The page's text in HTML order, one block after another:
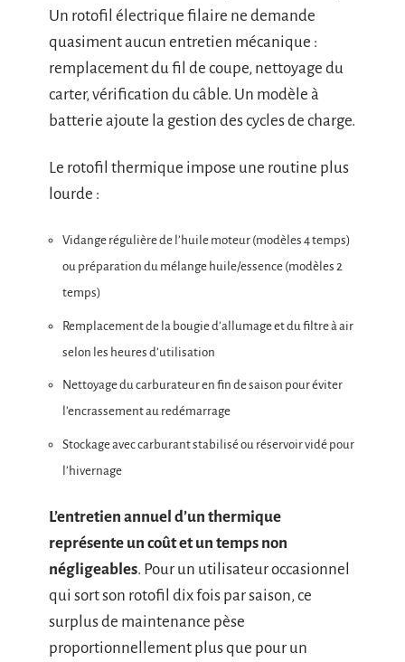
Un rotofil électrique filaire ne demande
quasiment aucun entretien mécanique :
remplacement du fil de coupe, nettoyage du
carter, vérification du câble. Un modèle à
batterie ajoute la gestion des cycles de charge.
Le rotofil thermique impose une routine plus
lourde :
Vidange régulière de l’huile moteur (modèles 4 temps)
ou préparation du mélange huile/essence (modèles 2
temps)
Remplacement de la bougie d’allumage et du filtre à air
selon les heures d’utilisation
Nettoyage du carburateur en fin de saison pour éviter
l’encrassement au redémarrage
Stockage avec carburant stabilisé ou réservoir vidé pour
l’hivernage
L’entretien annuel d’un thermique
représente un coût et un temps non
négligeables. Pour un utilisateur occasionnel
qui sort son rotofil dix fois par saison, ce
surplus de maintenance pèse
proportionnellement plus que pour un